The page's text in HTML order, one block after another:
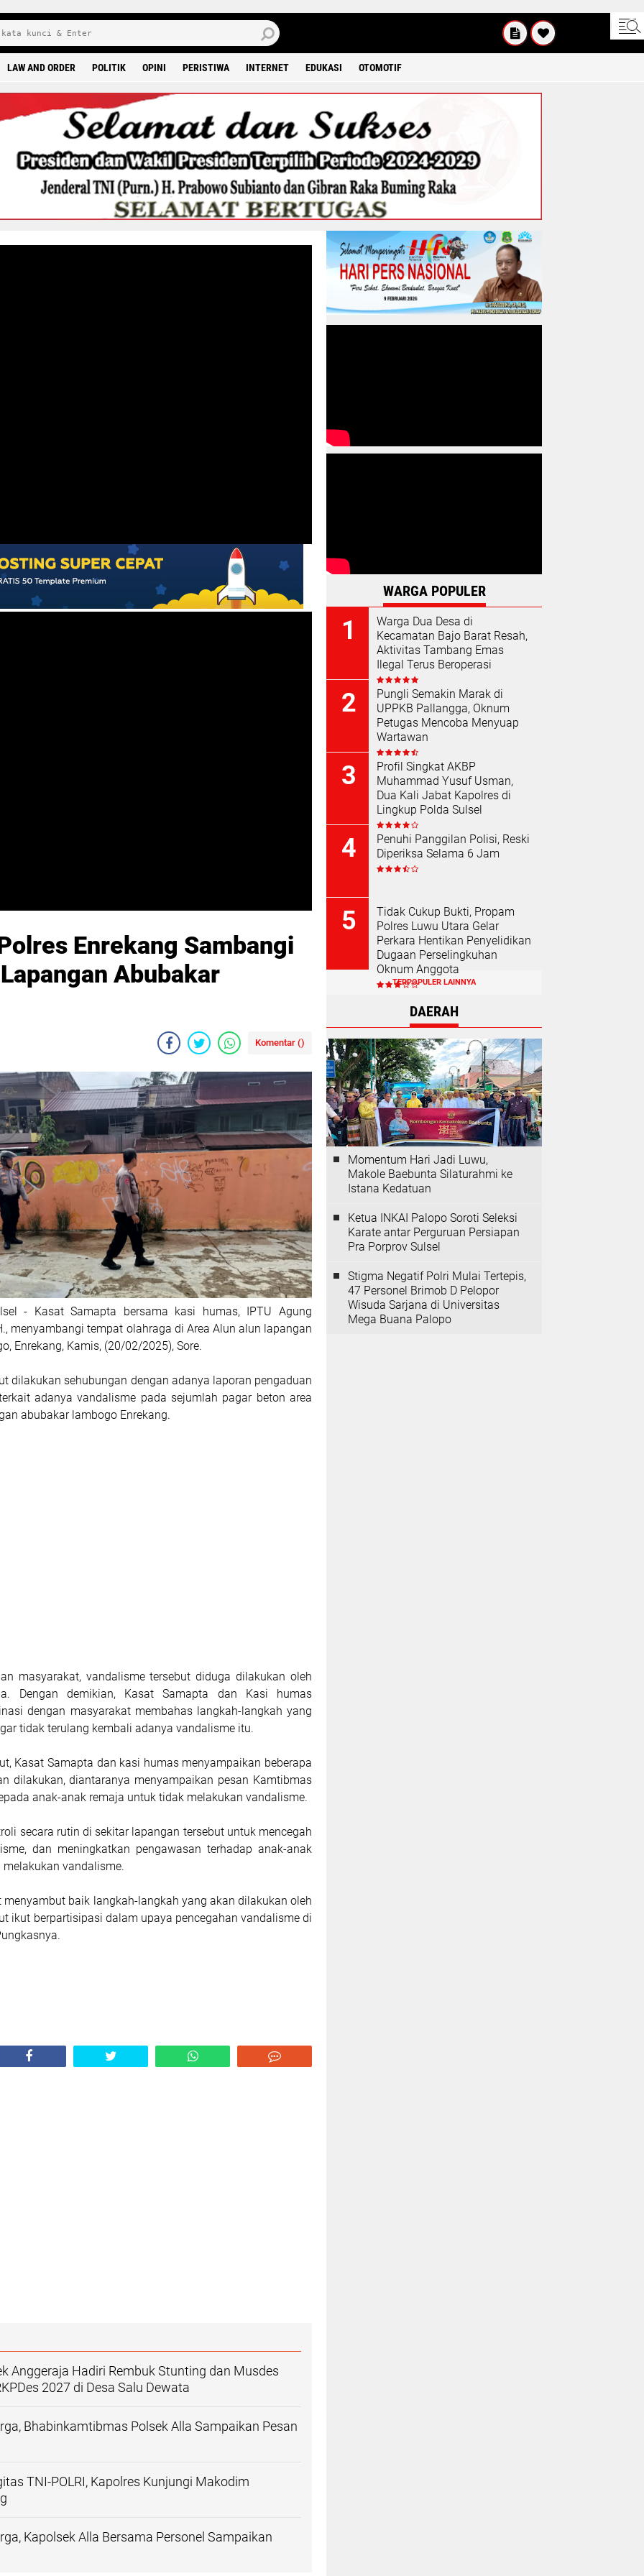
LAW AND ORDER POLITIK OPINI PERISTIWA INTERNET EDUKASI OTOMOTIF
Enrekang Sambangi
Abubakar
Komentar ()
- Kasat Samapta bersama kasi humas, IPTU Agung
menyambangi tempat olahraga di Area Alun alun lapangan
Enrekang, Kamis, (20/02/2025), Sore.
dilakukan sehubungan dengan adanya laporan pengaduan
adanya vandalisme pada sejumlah pagar beton area
abubakar lambogo Enrekang.
masyarakat, vandalisme tersebut diduga dilakukan oleh
Dengan demikian, Kasat Samapta dan Kasi humas
dengan masyarakat membahas langkah-langkah yang
tidak terulang kembali adanya vandalisme itu.
Kasat Samapta dan kasi humas menyampaikan beberapa
dilakukan, diantaranya menyampaikan pesan Kamtibmas
anak-anak remaja untuk tidak melakukan vandalisme.
secara rutin di sekitar lapangan tersebut untuk mencegah
dan meningkatkan pengawasan terhadap anak-anak
vandalisme.
menyambut baik langkah-langkah yang akan dilakukan oleh
ikut berpartisipasi dalam upaya pencegahan vandalisme di
Anggeraja Hadiri Rembuk Stunting dan Musdes
2027 di Desa Salu Dewata
Bhabinkamtibmas Polsek Alla Sampaikan Pesan
TNI-POLRI, Kapolres Kunjungi Makodim
Kapolsek Alla Bersama Personel Sampaikan
WARGA POPULER
Warga Dua Desa di
Kecamatan Bajo Barat Resah,
Aktivitas Tambang Emas
Ilegal Terus Beroperasi
Pungli Semakin Marak di
UPPKB Pallangga, Oknum
Petugas Mencoba Menyuap
Wartawan
Profil Singkat AKBP
Muhammad Yusuf Usman,
Dua Kali Jabat Kapolres di
Lingkup Polda Sulsel
Penuhi Panggilan Polisi, Reski
Diperiksa Selama 6 Jam
Tidak Cukup Bukti, Propam
Polres Luwu Utara Gelar
Perkara Hentikan Penyelidikan
Dugaan Perselingkuhan
Oknum Anggota
TERPOPULER LAINNYA
DAERAH
Momentum Hari Jadi Luwu,
Makole Baebunta Silaturahmi ke
Istana Kedatuan
Ketua INKAI Palopo Soroti Seleksi
Karate antar Perguruan Persiapan
Pra Porprov Sulsel
Stigma Negatif Polri Mulai Tertepis,
47 Personel Brimob D Pelopor
Wisuda Sarjana di Universitas
Mega Buana Palopo